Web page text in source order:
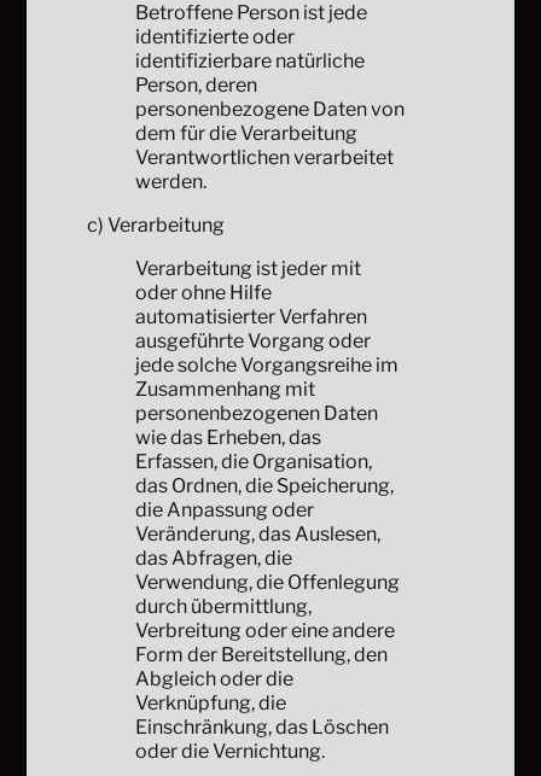
Betroffene Person ist jede
identifizierte oder
identifizierbare natürliche
Person, deren
personenbezogene Daten von
dem für die Verarbeitung
Verantwortlichen verarbeitet
werden.
c) Verarbeitung
Verarbeitung ist jeder mit
oder ohne Hilfe
automatisierter Verfahren
ausgeführte Vorgang oder
jede solche Vorgangsreihe im
Zusammenhang mit
personenbezogenen Daten
wie das Erheben, das
Erfassen, die Organisation,
das Ordnen, die Speicherung,
die Anpassung oder
Veränderung, das Auslesen,
das Abfragen, die
Verwendung, die Offenlegung
durch übermittlung,
Verbreitung oder eine andere
Form der Bereitstellung, den
Abgleich oder die
Verknüpfung, die
Einschränkung, das Löschen
oder die Vernichtung.